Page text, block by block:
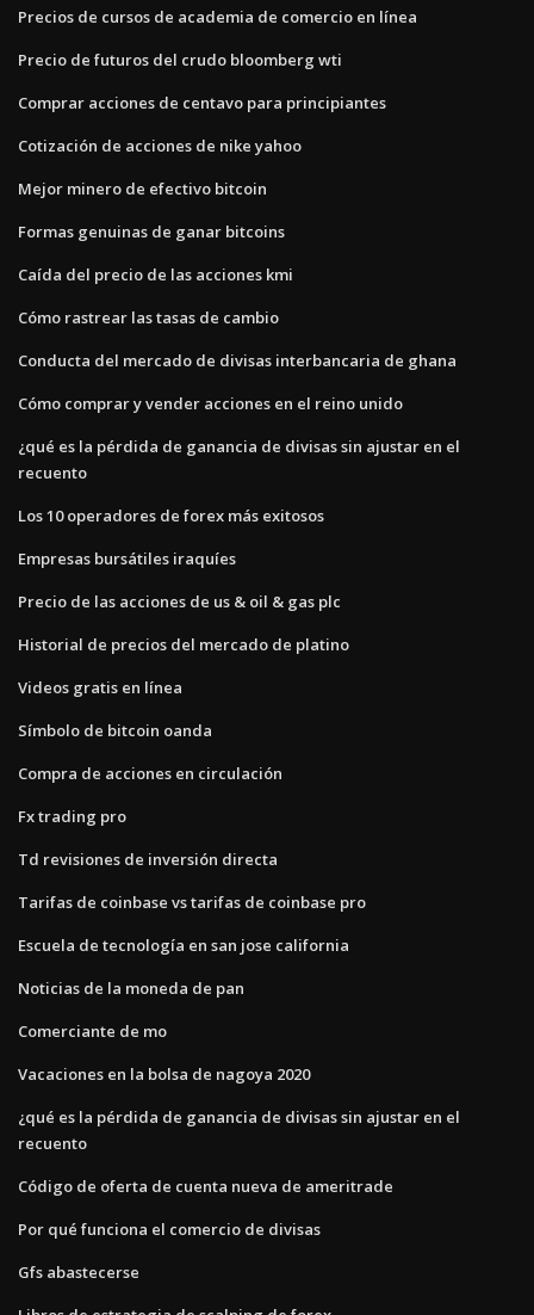
Precios de cursos de academia de comercio en línea
Precio de futuros del crudo bloomberg wti
Comprar acciones de centavo para principiantes
Cotización de acciones de nike yahoo
Mejor minero de efectivo bitcoin
Formas genuinas de ganar bitcoins
Caída del precio de las acciones kmi
Cómo rastrear las tasas de cambio
Conducta del mercado de divisas interbancaria de ghana
Cómo comprar y vender acciones en el reino unido
¿qué es la pérdida de ganancia de divisas sin ajustar en el
recuento
Los 10 operadores de forex más exitosos
Empresas bursátiles iraquíes
Precio de las acciones de us & oil & gas plc
Historial de precios del mercado de platino
Videos gratis en línea
Símbolo de bitcoin oanda
Compra de acciones en circulación
Fx trading pro
Td revisiones de inversión directa
Tarifas de coinbase vs tarifas de coinbase pro
Escuela de tecnología en san jose california
Noticias de la moneda de pan
Comerciante de mo
Vacaciones en la bolsa de nagoya 2020
¿qué es la pérdida de ganancia de divisas sin ajustar en el
recuento
Código de oferta de cuenta nueva de ameritrade
Por qué funciona el comercio de divisas
Gfs abastecerse